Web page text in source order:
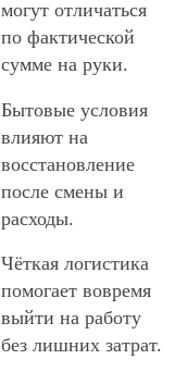
могут отличаться
по фактической
сумме на руки.
Бытовые условия
влияют на
восстановление
после смены и
расходы.
Чёткая логистика
помогает вовремя
выйти на работу
без лишних затрат.